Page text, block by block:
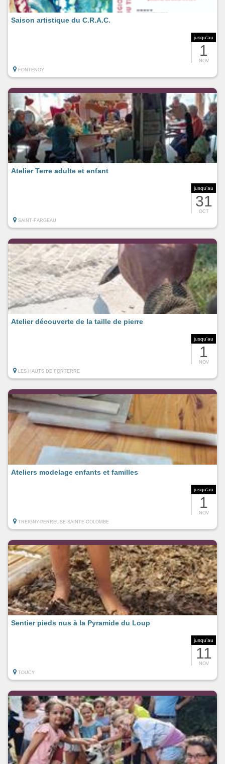
jusqu'au
1
NOV
Saison artistique du C.R.A.C.
FONTENOY
jusqu'au
31
OCT
Atelier Terre adulte et enfant
SAINT-FARGEAU
jusqu'au
1
NOV
Atelier découverte de la taille de pierre
LES HAUTS DE FORTERRE
jusqu'au
1
NOV
Ateliers modelage enfants et familles
TREIGNY-PERREUSE-SAINTE-COLOMBE
jusqu'au
11
NOV
Sentier pieds nus à la Pyramide du Loup
TOUCY